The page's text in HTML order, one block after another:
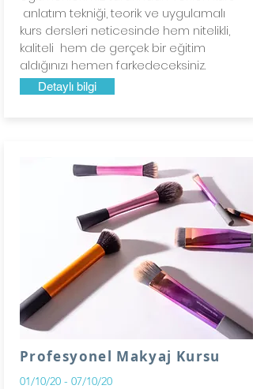
anlatım tekniği, teorik ve uygulamalı
kurs dersleri neticesinde hem nitelikli,
kaliteli hem de gerçek bir eğitim
aldığınızı hemen farkedeceksiniz.
Detaylı bilgi
Profesyonel Makyaj Kursu
01/10/20 - 07/10/20